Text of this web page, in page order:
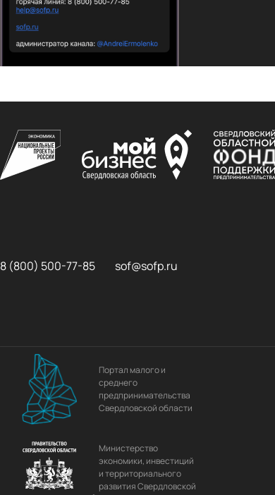
8 (800) 500-77-85 sof@sofp.ru
Портал малого и
среднего
предпринимательства
Свердловской области
Министерство
экономики, инвестиций
и территориального
развития Свердловской